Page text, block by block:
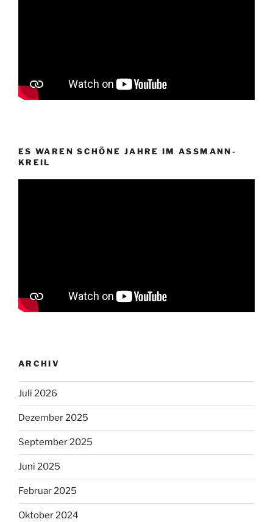
ES WAREN SCHÖNE JAHRE IM ASSMANN-
KREIL
ARCHIV
Juli 2026
Dezember 2025
September 2025
Juni 2025
Februar 2025
Oktober 2024